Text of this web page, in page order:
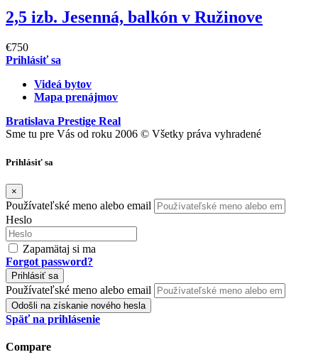
2,5 izb. Jesenná, balkón v Ružinove
€750
Prihlásiť sa
Videá bytov
Mapa prenájmov
Bratislava Prestige Real
Sme tu pre Vás od roku 2006 © Všetky práva vyhradené
Prihlásiť sa
×
Používateľské meno alebo email
Heslo
Zapamätaj si ma
Forgot password?
Prihlásiť sa
Používateľské meno alebo email
Odošli na získanie nového hesla
Späť na prihlásenie
Compare